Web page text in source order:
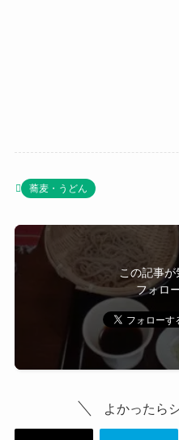
蕎麦・うどん
この記事
フォロ
よかったら